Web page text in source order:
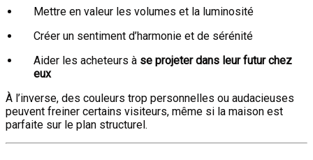
Mettre en valeur les volumes et la luminosité
Créer un sentiment d’harmonie et de sérénité
Aider les acheteurs à se projeter dans leur futur chez
eux
À l’inverse, des couleurs trop personnelles ou audacieuses
peuvent freiner certains visiteurs, même si la maison est
parfaite sur le plan structurel.